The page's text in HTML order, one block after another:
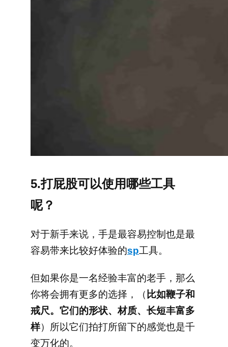
5.打屁股可以使用哪些工具
呢？
对于新手来说，手是最容易控制也是最
容易带来比较好体验的sp工具。
但如果你是一名经验丰富的老手，那么
你将会拥有更多的选择，（ 比如鞭子和
戒尺。它们的形状、材质、长短丰富多
样）所以它们拍打所留下的感觉也是千
变万化的。